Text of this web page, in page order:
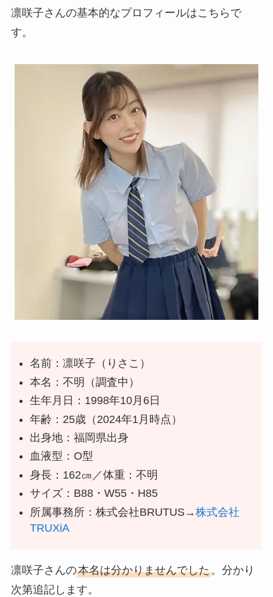
凛咲子さんの基本的なプロフィールはこちらで
す。
名前：凛咲子（りさこ）
本名：不明（調査中）
生年月日：1998年10月6日
年齢：25歳（2024年1月時点）
出身地：福岡県出身
血液型：O型
身長：162㎝／体重：不明
サイズ：B88・W55・H85
所属事務所：株式会社BRUTUS→株式会社
TRUXiA
凛咲子さんの本名は分かりませんでした。分かり
次第追記します。